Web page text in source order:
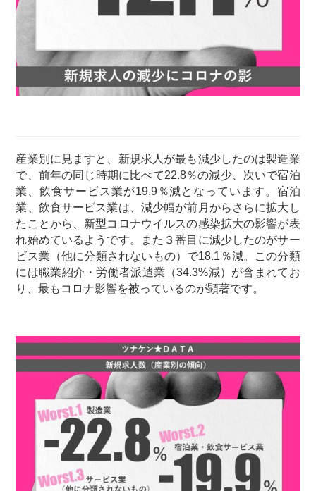
産業別に見ますと、新規求人が最も減少したのは製造業
で、前年の同じ時期に比べて22.8％の減少、次いで宿泊
業、飲食サービス業が19.9％減となっています。宿泊
業、飲食サービス業は、減少幅が前月からさらに拡大し
たことから、新型コロナウイルスの感染拡大の影響が表
れ始めているようです。また３番目に減少したのがサー
ビス業（他に分類されないもの）で18.1％減。この分類
には職業紹介・労働者派遣業（34.3%減）が含まれてお
り、最もコロナ影響を被っているのが顕著です。